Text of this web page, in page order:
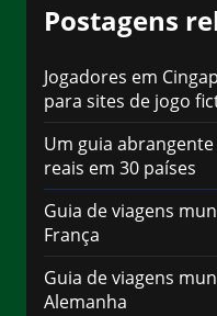
Postagens
Jogadores em
para sites de jogo
Um guia
reais em 30 países
Guia de viagens
França
Guia de viagens
Alemanha